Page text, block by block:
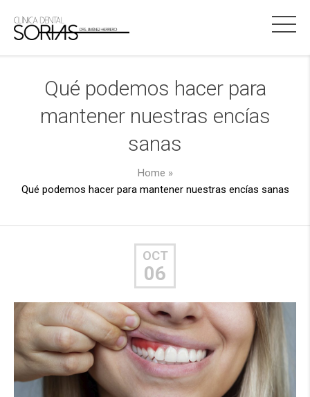
Qué podemos hacer para
mantener nuestras encías
sanas
Home »
Qué podemos hacer para mantener nuestras encías sanas
OCT
06